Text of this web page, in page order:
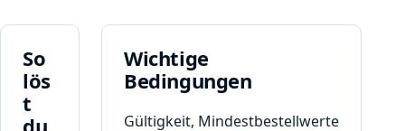
So
lös
t
Wichtige
Bedingungen
Gültigkeit, Mindestbestellwerte